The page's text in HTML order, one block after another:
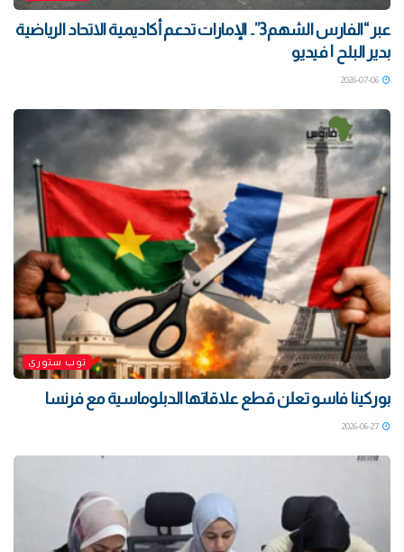
‏عبر “الفارس الشهم3”.. الإمارات تدعم أكاديمية الاتحاد الرياضية
بدير البلح | فيديو
توب ستوري
بوركينا فاسو تعلن قطع علاقاتها الدبلوماسية مع فرنسا